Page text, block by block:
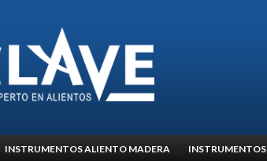
INSTRUMENTOS ALIENTO MADERA